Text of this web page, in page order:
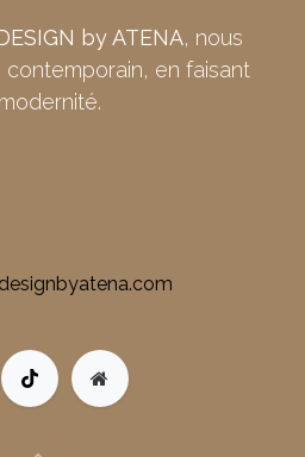
by ATENA, nous
contemporain, en faisant